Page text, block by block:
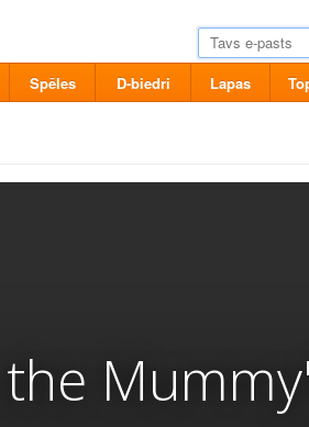
Spēles D-biedri Lapas